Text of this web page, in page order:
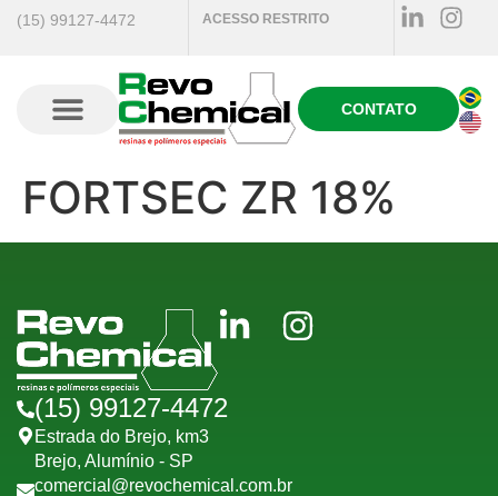
(15) 99127-4472 ACESSO RESTRITO
CONTATO
FORTSEC ZR 18%
(15) 99127-4472
Estrada do Brejo, km3
Brejo, Alumínio - SP
comercial@revochemical.com.br